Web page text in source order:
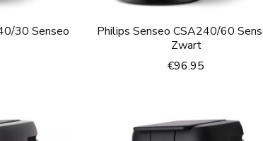
30 Senseo
Philips Senseo CSA240/60
Zwart
€96.95